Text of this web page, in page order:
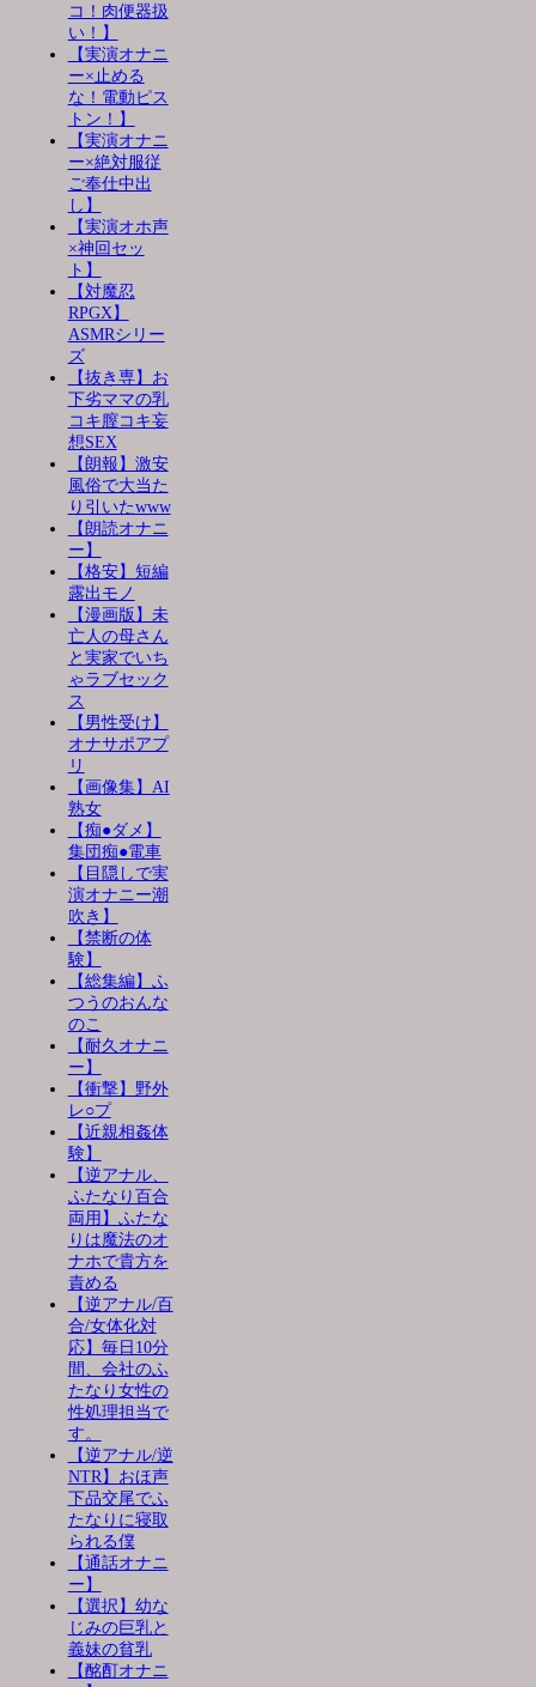
コ！肉便器扱
い！】
【実演オナニ
ー×止める
な！電動ピス
トン！】
【実演オナニ
ー×絶対服従
ご奉仕中出
し】
【実演オホ声
×神回セッ
ト】
【対魔忍
RPGX】
ASMRシリー
ズ
【抜き専】お
下劣ママの乳
コキ膣コキ妄
想SEX
【朗報】激安
風俗で大当た
り引いたwww
【朗読オナニ
ー】
【格安】短編
露出モノ
【漫画版】未
亡人の母さん
と実家でいち
ゃラブセック
ス
【男性受け】
オナサポアプ
リ
【画像集】AI
熟女
【痴●ダメ】
集団痴●電車
【目隠しで実
演オナニー潮
吹き】
【禁断の体
験】
【総集編】ふ
つうのおんな
のこ
【耐久オナニ
ー】
【衝撃】野外
レ○プ
【近親相姦体
験】
【逆アナル、
ふたなり百合
両用】ふたな
りは魔法のオ
ナホで貴方を
責める
【逆アナル/百
合/女体化対
応】毎日10分
間、会社のふ
たなり女性の
性処理担当で
す。
【逆アナル/逆
NTR】おほ声
下品交尾でふ
たなりに寝取
られる僕
【通話オナニ
ー】
【選択】幼な
じみの巨乳と
義妹の貧乳
【酩酊オナニ